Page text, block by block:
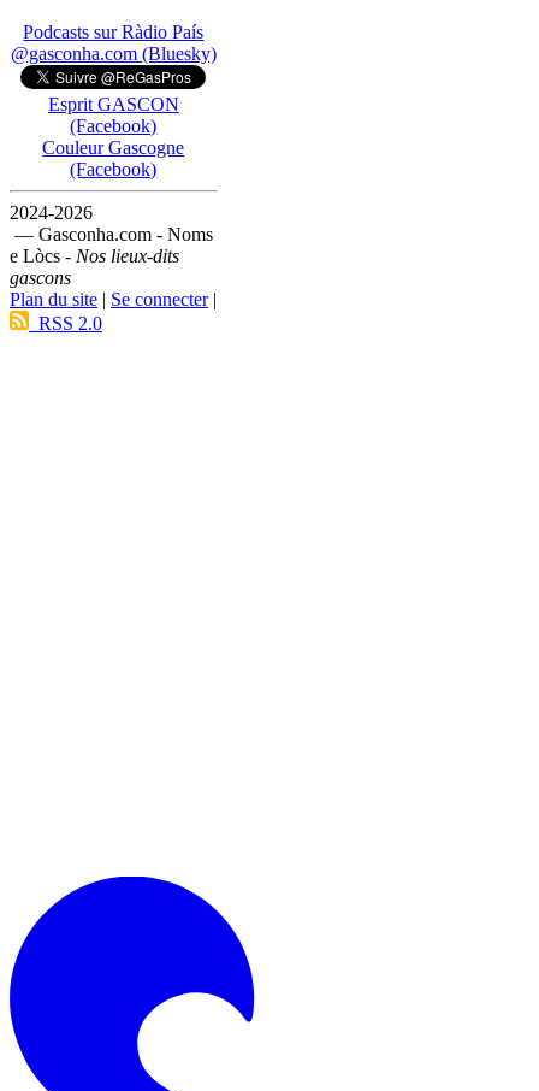
Podcasts sur Ràdio País
@gasconha.com (Bluesky)
Esprit GASCON
(Facebook)
Couleur Gascogne
(Facebook)
2024-2026
— Gasconha.com - Noms
e Lòcs - Nos lieux-dits
gascons
Plan du site | Se connecter|
RSS 2.0